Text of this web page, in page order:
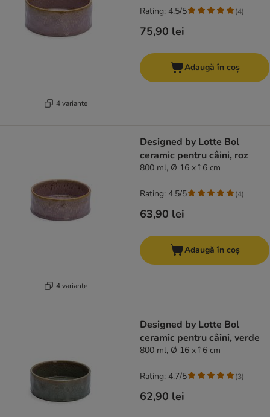
4 variante
75,90 lei
Rating: 4.5/5 (4)
Adaugă în coș
4 variante
Designed by Lotte Bol
ceramic pentru câini, roz
800 ml, Ø 16 x î 6 cm
63,90 lei
Rating: 4.5/5 (4)
Adaugă în coș
Designed by Lotte Bol
ceramic pentru câini, verde
800 ml, Ø 16 x î 6 cm
62,90 lei
Rating: 4.7/5 (3)